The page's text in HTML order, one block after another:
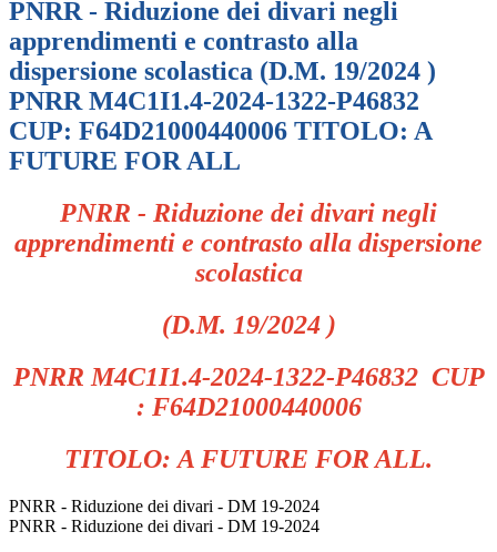
PNRR - Riduzione dei divari negli
apprendimenti e contrasto alla
dispersione scolastica (D.M. 19/2024 )
PNRR M4C1I1.4-2024-1322-P46832
CUP: F64D21000440006 TITOLO: A
FUTURE FOR ALL
PNRR - Riduzione dei divari negli
apprendimenti e contrasto alla dispersione
scolastica
(D.M. 19/2024 )
PNRR M4C1I1.4-2024-1322-P46832 CUP
: F64D21000440006
TITOLO: A FUTURE FOR ALL.
PNRR - Riduzione dei divari - DM 19-2024
PNRR - Riduzione dei divari - DM 19-2024